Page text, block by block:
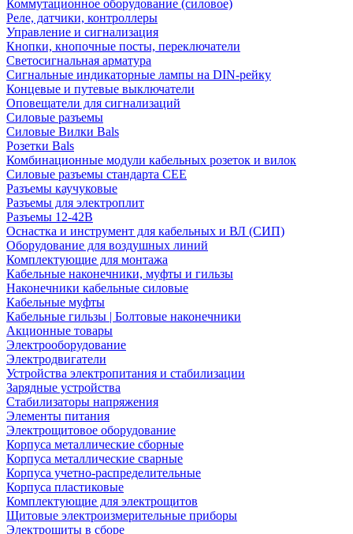
Коммутационное оборудование (силовое)
Реле, датчики, контроллеры
Управление и сигнализация
Кнопки, кнопочные посты, переключатели
Светосигнальная арматура
Сигнальные индикаторные лампы на DIN-рейку
Концевые и путевые выключатели
Оповещатели для сигнализаций
Силовые разъемы
Силовые Вилки Bals
Розетки Bals
Комбинационные модули кабельных розеток и вилок
Силовые разъемы стандарта CEE
Разъемы каучуковые
Разъемы для электроплит
Разъемы 12-42В
Оснастка и инструмент для кабельных и ВЛ (СИП)
Оборудование для воздушных линий
Комплектующие для монтажа
Кабельные наконечники, муфты и гильзы
Наконечники кабельные силовые
Кабельные муфты
Кабельные гильзы | Болтовые наконечники
Акционные товары
Электрооборудование
Электродвигатели
Устройства электропитания и стабилизации
Зарядные устройства
Стабилизаторы напряжения
Элементы питания
Электрощитовое оборудование
Корпуса металлические сборные
Корпуса металлические сварные
Корпуса учетно-распределительные
Корпуса пластиковые
Комплектующие для электрощитов
Щитовые электроизмерительные приборы
Электрощиты в сборе